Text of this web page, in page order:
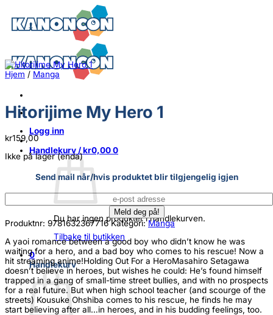
content
Logg inn
Handlekurv /kr0,000
Du har ingen produkter i handlekurven.
Tilbake til butikken
0
Handlekurv
Hjem / Manga
Hitorijime My Hero 1
kr159,00
Ikke på lager (enda)
Send mail når/hvis produktet blir tilgjengelig igjen
Produktnr: 9781632367716 Kategori:Manga
A yaoi romance between a good boy who didn’t know he was
waiting for a hero, and a bad boy who comes to his rescue! Now a
hit streaming anime!Holding Out For a HeroMasahiro Setagawa
doesn’t believe in heroes, but wishes he could: He’s found himself
trapped in a gang of small-time street bullies, and with no prospects
for a real future. But when high school teacher (and scourge of the
streets) Kousuke Ohshiba comes to his rescue, he finds he may
start believing after all…in heroes, and in his budding feelings, too.